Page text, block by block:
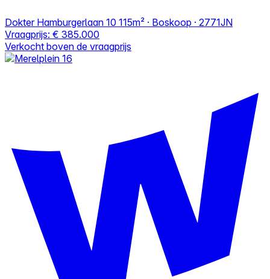
Dokter Hamburgerlaan 10 115m² · Boskoop · 2771JN
Vraagprijs: € 385.000
Verkocht boven de vraagprijs